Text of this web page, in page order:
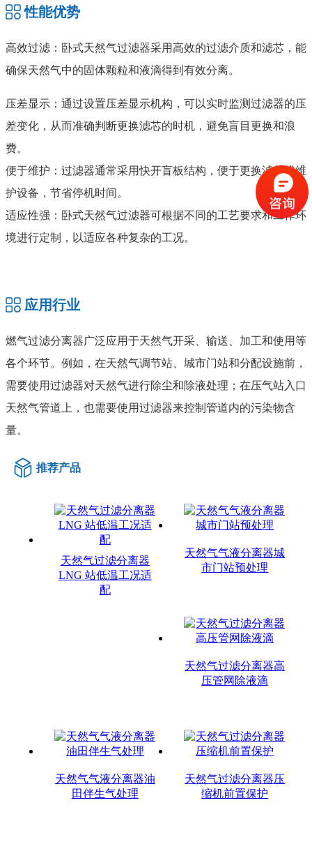
性能优势
高效过滤：卧式天然气过滤器采用高效的过滤介质和滤芯，能
确保天然气中的固体颗粒和液滴得到有效分离。
压差显示：通过设置压差显示机构，可以实时监测过滤器的压
差变化，从而准确判断更换滤芯的时机，避免盲目更换和浪
费。
便于维护：过滤器通常采用快开盲板结构，便于更换滤芯或维
护设备，节省停机时间。
适应性强：卧式天然气过滤器可根据不同的工艺要求和工作环
境进行定制，以适应各种复杂的工况。
应用行业
燃气过滤分离器广泛应用于天然气开采、输送、加工和使用等
各个环节。例如，在天然气调节站、城市门站和分配设施前，
需要使用过滤器对天然气进行除尘和除液处理；在压气站入口
天然气管道上，也需要使用过滤器来控制管道内的污染物含
量。
推荐产品
天然气过滤分离器
LNG 站低温工况适
配
天然气气液分离器城
市门站预处理
天然气过滤分离器高
压管网除液滴
天然气气液分离器油
田伴生气处理
天然气过滤分离器压
缩机前置保护